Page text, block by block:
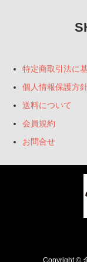
特定商取引法に
個人情報保護方
送料について
会員規約
お問合せ
Copyright ©